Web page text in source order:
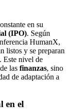
en su
(IPO). Según
HumanX,
listos y se preparan
Este nivel de
las finanzas, sino
de adaptación a
en el